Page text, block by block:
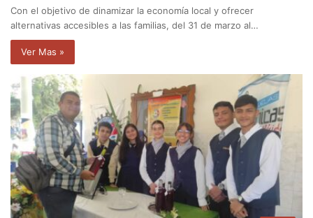
Con el objetivo de dinamizar la economía local y ofrecer
alternativas accesibles a las familias, del 31 de marzo al…
Ver Mas »